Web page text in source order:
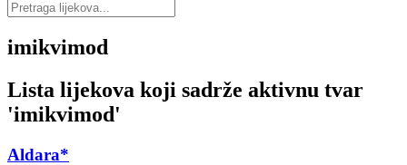
imikvimod
Lista lijekova koji sadrže aktivnu tvar
'imikvimod'
Aldara*